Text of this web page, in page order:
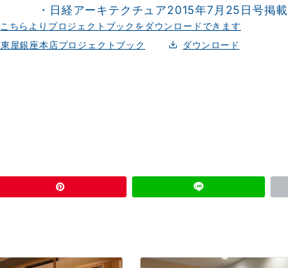
・日経アーキテクチュア2015年7月25日号掲載
ちらよりプロジェクトブックをダウンロードできます
屋銀座本店プロジェクトブック
ダウンロード